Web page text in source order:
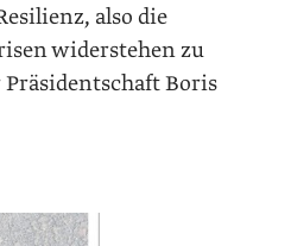
also die
widerstehen zu
Boris